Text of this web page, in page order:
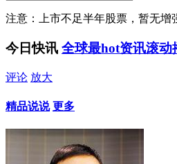
注意：上市不足半年股票，暂无增
今日快讯 全球最hot资讯滚动
评论 放大
精品说说 更多